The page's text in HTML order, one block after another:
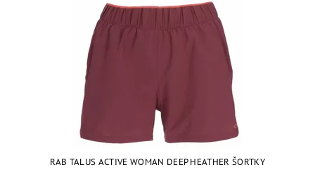
RAB TALUS ACTIVE WOMAN DEEP HEATHER ŠORTKY